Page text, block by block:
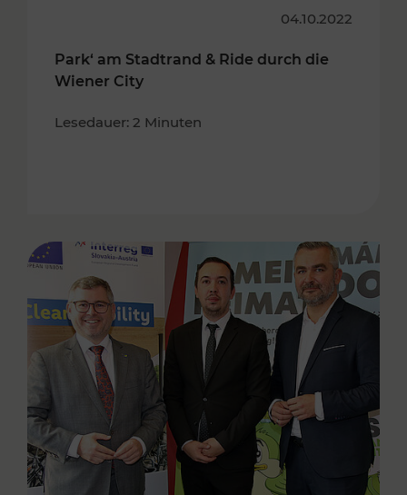
04.10.2022
Park‘ am Stadtrand & Ride durch die
Wiener City
Lesedauer: 2 Minuten